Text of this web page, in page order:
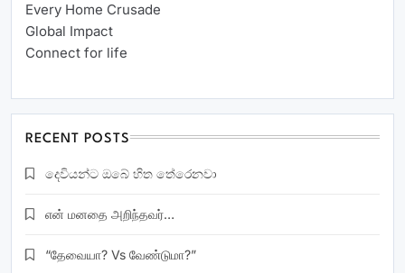
Every Home Crusade
Global Impact
Connect for life
RECENT POSTS
දෙවියන්ට ඔබේ හිත තේරෙනවා
என் மனதை அறிந்தவர்…
“தேவையா? Vs வேண்டுமா?”